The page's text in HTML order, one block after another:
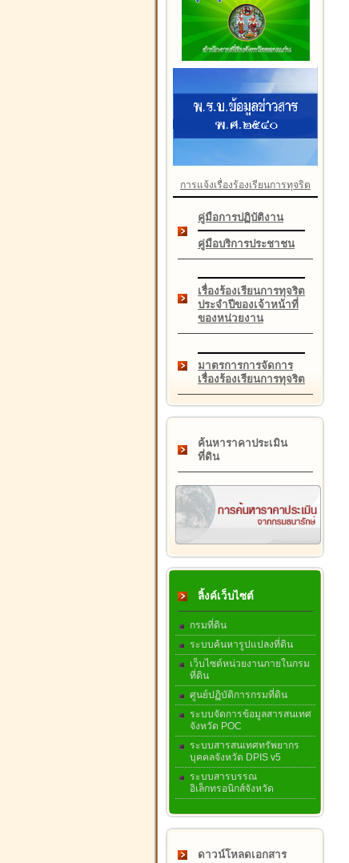
การแจ้งเรื่องร้องเรียนการทุจริต
คู่มือการปฏิบัติงาน
คู่มือบริการประชาชน
เรื่องร้องเรียนการทุจริต
ประจำปีของเจ้าหน้าที่
ของหน่วยงาน
มาตรการการจัดการ
เรื่องร้องเรียนการทุจริต
ค้นหาราคาประเมิน
ที่ดิน
ลิ้งค์เว็บไซต์
กรมที่ดิน
ระบบค้นหารูปแปลงที่ดิน
เว็บไซต์หน่วยงานภายในกรม
ที่ดิน
ศูนย์ปฏิบัติการกรมที่ดิน
ระบบจัดการข้อมูลสารสนเทศ
จังหวัด POC
ระบบสารสนเทศทรัพยากร
บุคคลจังหวัด DPIS v5
ระบบสารบรรณ
อิเล็กทรอนิกส์จังหวัด
ดาวน์โหลดเอกสาร